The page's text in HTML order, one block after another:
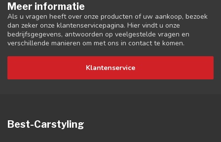
Meer informatie
Als u vragen heeft over onze producten of uw aankoop, bezoek
dan zeker onze klantenservicepagina. Hier vindt u onze
bedrijfsgegevens, antwoorden op veelgestelde vragen en
verschillende manieren om met ons in contact te komen.
Klantenservice
Best-Carstyling